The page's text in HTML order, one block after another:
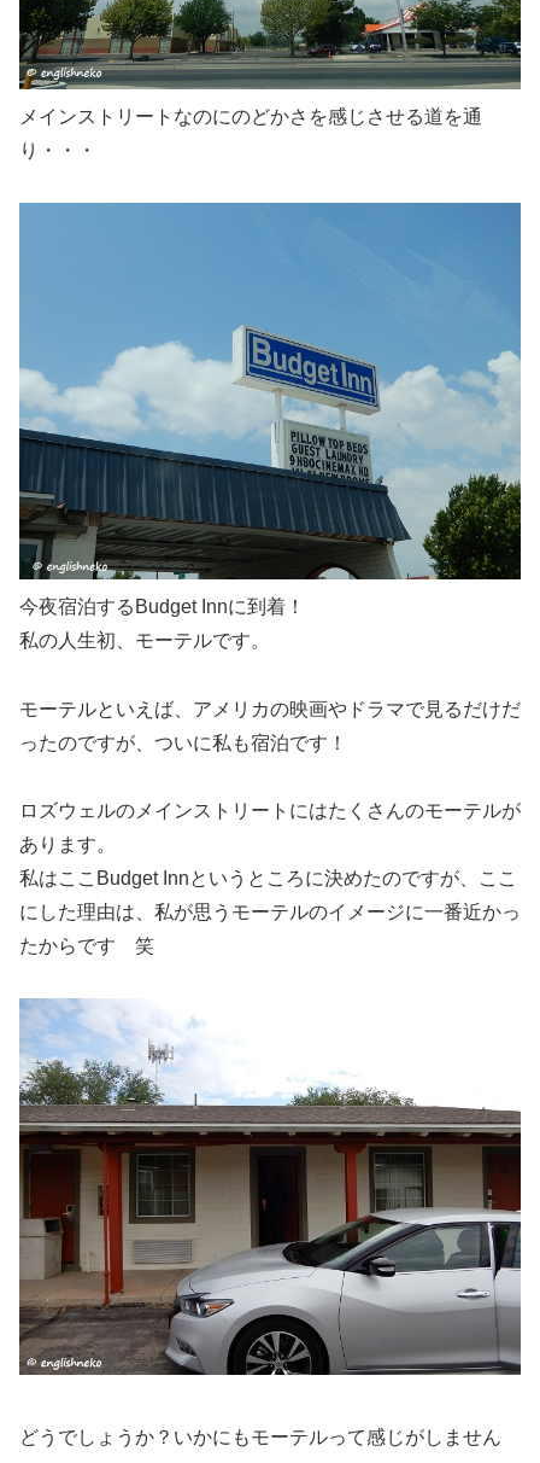
メインストリートなのにのどかさを感じさせる道を通
り・・・
今夜宿泊するBudget Innに到着！
私の人生初、モーテルです。
モーテルといえば、アメリカの映画やドラマで見るだけだ
ったのですが、ついに私も宿泊です！
ロズウェルのメインストリートにはたくさんのモーテルが
あります。
私はここBudget Innというところに決めたのですが、ここ
にした理由は、私が思うモーテルのイメージに一番近かっ
たからです 笑
どうでしょうか？ いかにもモーテルって感じがしません